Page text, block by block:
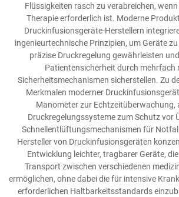
Flüssigkeiten rasch zu verabreichen,
Therapie erforderlich ist. Moderne
Druckinfusionsgeräte-Herstellern
ingenieurtechnische Prinzipien, um Geräte
präzise Druckregelung gewährleisten
Patientensicherheit durch mehrfach
Sicherheitsmechanismen sicherstellen. Zu
Merkmalen moderner
Manometer zur Echtzeitüberwachung,
Druckregelungssysteme zum Schutz vor
Schnellentlüftungsmechanismen für
Hersteller von Druckinfusionsgeräten
Entwicklung leichter, tragbarer Geräte,
Transport zwischen verschiedenen
ermöglichen, ohne dabei die für intensive
erforderlichen Haltbarkeitsstandards